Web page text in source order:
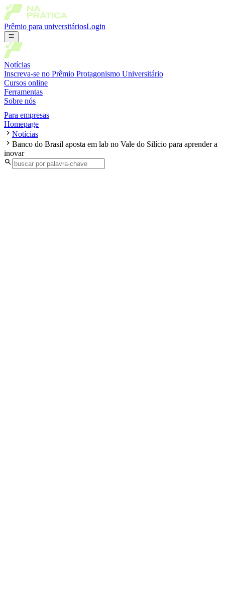
Prêmio para universitáriosLogin
Notícias
Inscreva-se no Prêmio Protagonismo Universitário
Cursos online
Ferramentas
Sobre nós
Para empresas
Homepage
Notícias
Banco do Brasil aposta em lab no Vale do Silício para aprender a
inovar